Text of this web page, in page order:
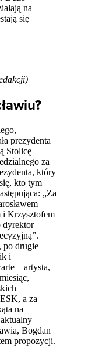
na
się
prezydenta
Stolicę
za
który
kto tym
„Za
i Krzysztofem
po drugie –
i
– artysta,
a za
na
Bogdan
propozycji.